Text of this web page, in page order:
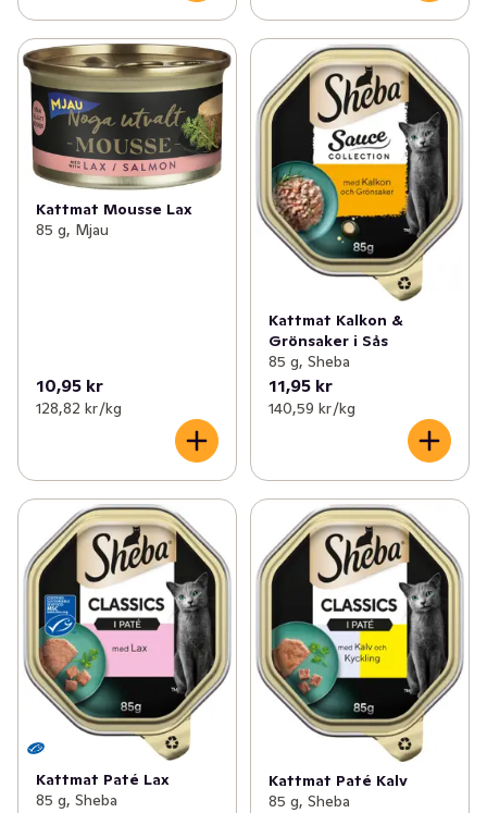
Kattmat Mousse Lax
85 g, Mjau
10,95 kr
128,82 kr /kg
Kattmat Kalkon &
Grönsaker i Sås
85 g, Sheba
11,95 kr
140,59 kr /kg
Kattmat Paté Lax
85 g, Sheba
Kattmat Paté Kalv
85 g, Sheba